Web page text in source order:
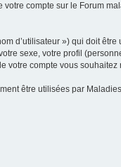
compte sur le Forum
d’utilisateur ») qui doit
sexe, votre profil
votre compte vous
être utilisées par